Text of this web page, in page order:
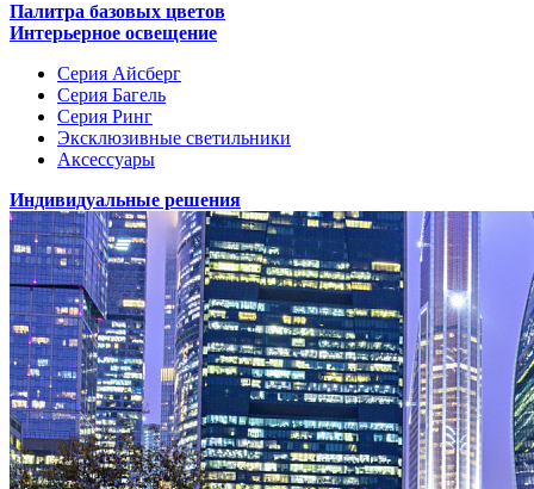
Палитра базовых цветов
Интерьерное освещение
Серия Айсберг
Серия Багель
Серия Ринг
Эксклюзивные светильники
Аксессуары
Индивидуальные решения